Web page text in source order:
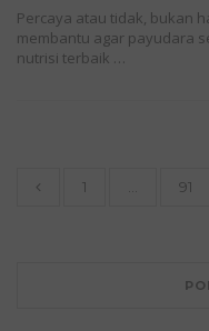
Percaya atau tidak, bukan
membantu agar payudara
nutrisi terbaik …
1 91